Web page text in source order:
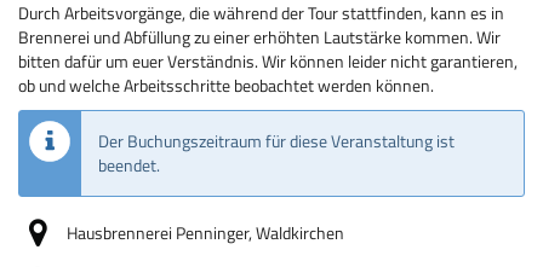
Durch Arbeitsvorgänge, die während der Tour stattfinden, kann es in
Brennerei und Abfüllung zu einer erhöhten Lautstärke kommen. Wir
bitten dafür um euer Verständnis. Wir können leider nicht garantieren,
ob und welche Arbeitsschritte beobachtet werden können.
Der Buchungszeitraum für diese Veranstaltung ist
beendet.
Hausbrennerei Penninger, Waldkirchen